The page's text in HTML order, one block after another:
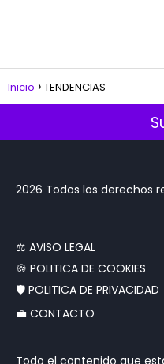
Inicio TENDENCIAS
2026 Todos los derechos
‍⚖️ AVISO LEGAL
🍪 POLITICA DE COOKIES
🛡️ POLITICA DE PRIVACIDAD
💼 CONTACTO
Todo el contenido que